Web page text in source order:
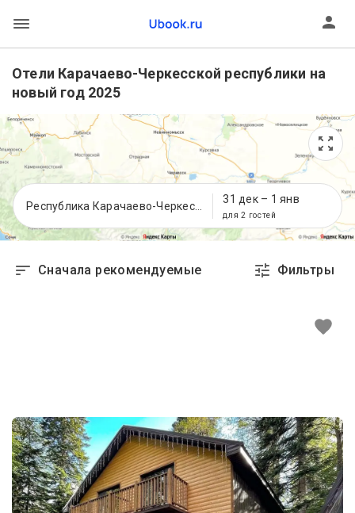
Отели Карачаево-Черкесской республики на
новый год 2025
Республика Карачаево-Черкесия
31 дек– 1 янв
для 2 гостей
Сначала рекомендуемые Фильтры